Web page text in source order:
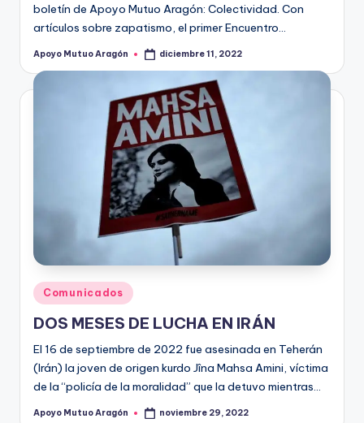
boletín de Apoyo Mutuo Aragón: Colectividad. Con
artículos sobre zapatismo, el primer Encuentro…
Publicado
Apoyo Mutuo Aragón diciembre 11, 2022
Publicado
en
Comunicados
DOS MESES DE LUCHA EN IRÁN
El 16 de septiembre de 2022 fue asesinada en Teherán
(Irán) la joven de origen kurdo Jîna Mahsa Amini, víctima
de la “policía de la moralidad” que la detuvo mientras…
Publicado
Apoyo Mutuo Aragón noviembre 29, 2022